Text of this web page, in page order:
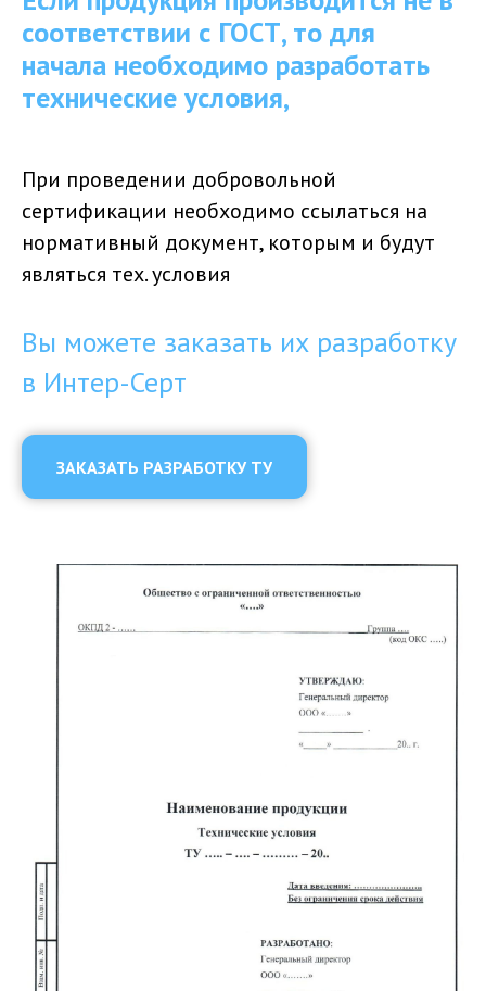
соответствии с ГОСТ, то для
начала необходимо разработать
технические условия,
При проведении добровольной
сертификации необходимо ссылаться на
нормативный документ, которым и будут
являться тех. условия
Вы можете заказать их разработку
в Интер-Серт
ЗАКАЗАТЬ РАЗРАБОТКУ ТУ